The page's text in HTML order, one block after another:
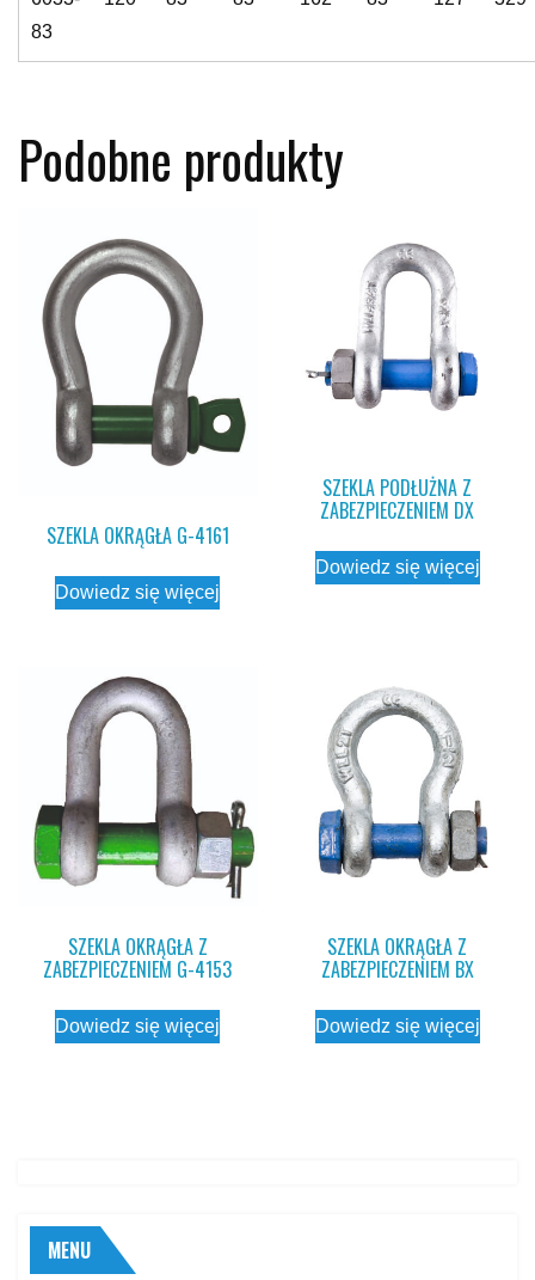
83
Podobne produkty
SZEKLA OKRĄGŁA G-4161
Dowiedz się więcej
SZEKLA PODŁUŻNA Z
ZABEZPIECZENIEM DX
Dowiedz się więcej
SZEKLA OKRĄGŁA Z
ZABEZPIECZENIEM G-4153
Dowiedz się więcej
SZEKLA OKRĄGŁA Z
ZABEZPIECZENIEM BX
Dowiedz się więcej
MENU